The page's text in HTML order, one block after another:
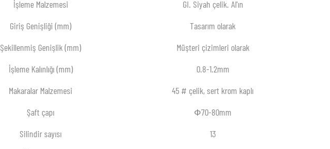
İşleme Malzemesi
GI. Siyah çelik. Al'ın
Giriş Genişliği (mm)
Tasarım olarak
Şekillenmiş Genişlik (mm)
Müşteri çizimleri olarak
İşleme Kalınlığı (mm)
0.8-1.2mm
Makaralar Malzemesi
45 # çelik, sert krom kaplı
Şaft çapı
Ф70-80mm
Silindir sayısı
13